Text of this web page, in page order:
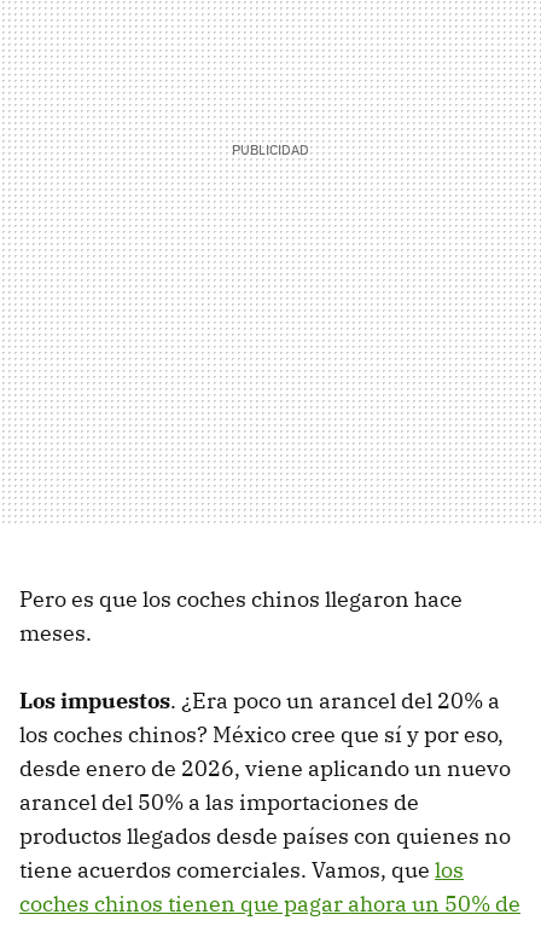
Pero es que los coches chinos llegaron hace
meses.
Los impuestos. ¿Era poco un arancel del 20% a
los coches chinos? México cree que sí y por eso,
desde enero de 2026, viene aplicando un nuevo
arancel del 50% a las importaciones de
productos llegados desde países con quienes no
tiene acuerdos comerciales. Vamos, que los
coches chinos tienen que pagar ahora un 50% de